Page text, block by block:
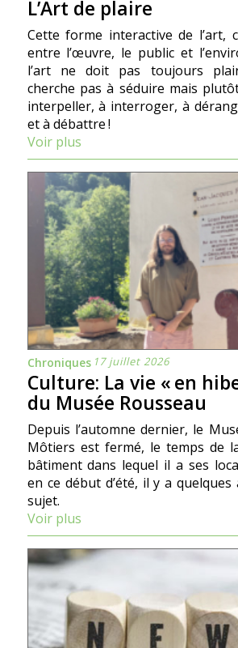
L’Art de plaire
Cette forme interactive de l’art,
entre l’œuvre, le public et
l’art ne doit pas toujours
cherche pas à séduire mais
interpeller, à interroger, à
et à débattre !
Voir plus
Chroniques 17 juillet 2026
Culture: La vie « en
du Musée Rousseau
Depuis l’automne dernier, le
Môtiers est fermé, le temps de
bâtiment dans lequel il a ses
en ce début d’été, il y a
sujet.
Voir plus